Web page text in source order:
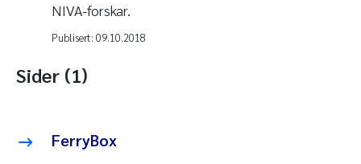
NIVA-forskar.
Publisert: 09.10.2018
Sider (1)
FerryBox